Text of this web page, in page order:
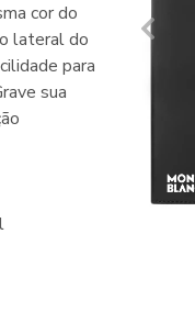
cor do
lateral do
para
sua